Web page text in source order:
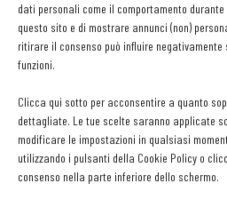
dati personali come il comportamento
questo sito e di mostrare annunci (non)
ritirare il consenso può influire
funzioni.
Clicca qui sotto per acconsentire a quanto
dettagliate. Le tue scelte saranno applicate
modificare le impostazioni in qualsiasi
utilizzando i pulsanti della Cookie Policy o
consenso nella parte inferiore dello schermo.
LEGGI ANCHE
Si fa presto a dire
Carcangiu con i